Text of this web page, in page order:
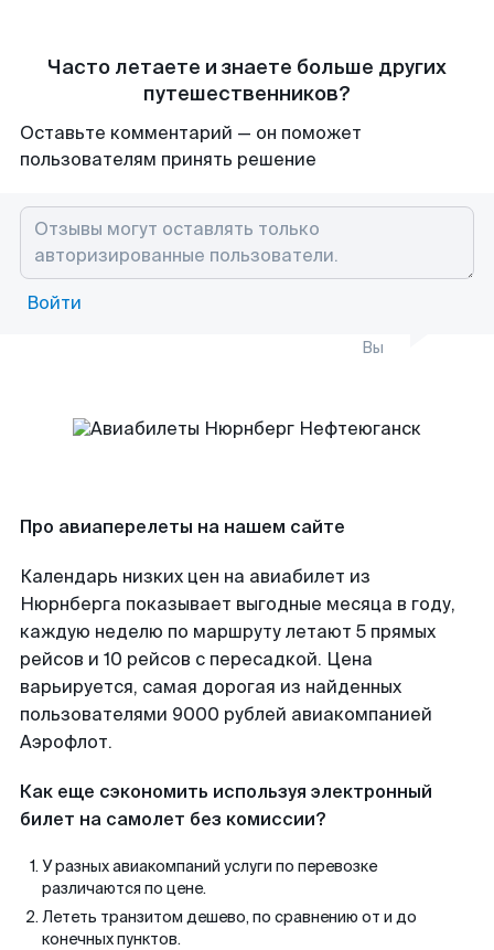
Часто летаете и знаете больше других
путешественников?
Оставьте комментарий — он поможет
пользователям принять решение
Войти
Вы
Про авиаперелеты на нашем сайте
Календарь низких цен на авиабилет из
Нюрнберга показывает выгодные месяца в году,
каждую неделю по маршруту летают 5 прямых
рейсов и 10 рейсов с пересадкой. Цена
варьируется, самая дорогая из найденных
пользователями 9000 рублей авиакомпанией
Аэрофлот.
Как еще сэкономить используя электронный
билет на самолет без комиссии?
У разных авиакомпаний услуги по перевозке
различаются по цене.
Лететь транзитом дешево, по сравнению от и до
конечных пунктов.